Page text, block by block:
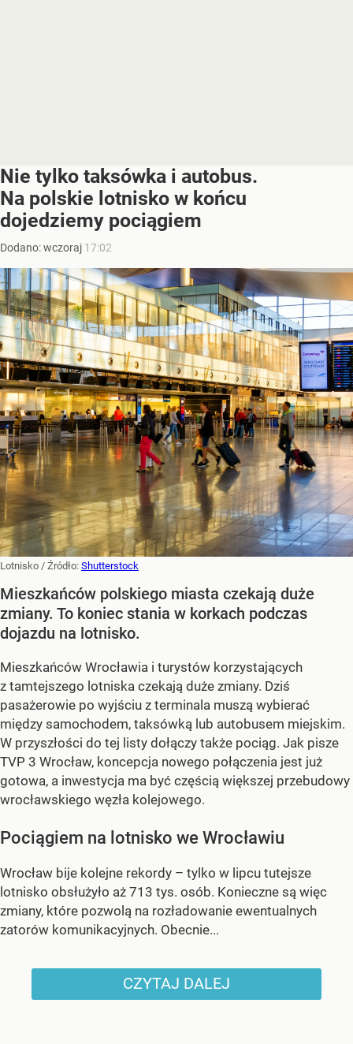
Nie tylko taksówka i autobus.
Na polskie lotnisko w końcu
dojedziemy pociągiem
Dodano:wczoraj 17:02
Lotnisko / Źródło: Shutterstock
Mieszkańców polskiego miasta czekają duże
zmiany. To koniec stania w korkach podczas
dojazdu na lotnisko.
Mieszkańców Wrocławia i turystów korzystających
z tamtejszego lotniska czekają duże zmiany. Dziś
pasażerowie po wyjściu z terminala muszą wybierać
między samochodem, taksówką lub autobusem miejskim.
W przyszłości do tej listy dołączy także pociąg. Jak pisze
TVP 3 Wrocław, koncepcja nowego połączenia jest już
gotowa, a inwestycja ma być częścią większej przebudowy
wrocławskiego węzła kolejowego.
Pociągiem na lotnisko we Wrocławiu
Wrocław bije kolejne rekordy – tylko w lipcu tutejsze
lotnisko obsłużyło aż 713 tys. osób. Konieczne są więc
zmiany, które pozwolą na rozładowanie ewentualnych
zatorów komunikacyjnych. Obecnie...
CZYTAJ DALEJ